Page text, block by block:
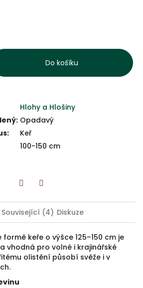
Do košíku
Hlohy a Hlošiny
: Opadavý
:
Keř
100-150 cm
Související (4) Diskuze
keře o výšce 125–150 cm je
vhodná pro volné i krajinářské
olistění působí svěže i v